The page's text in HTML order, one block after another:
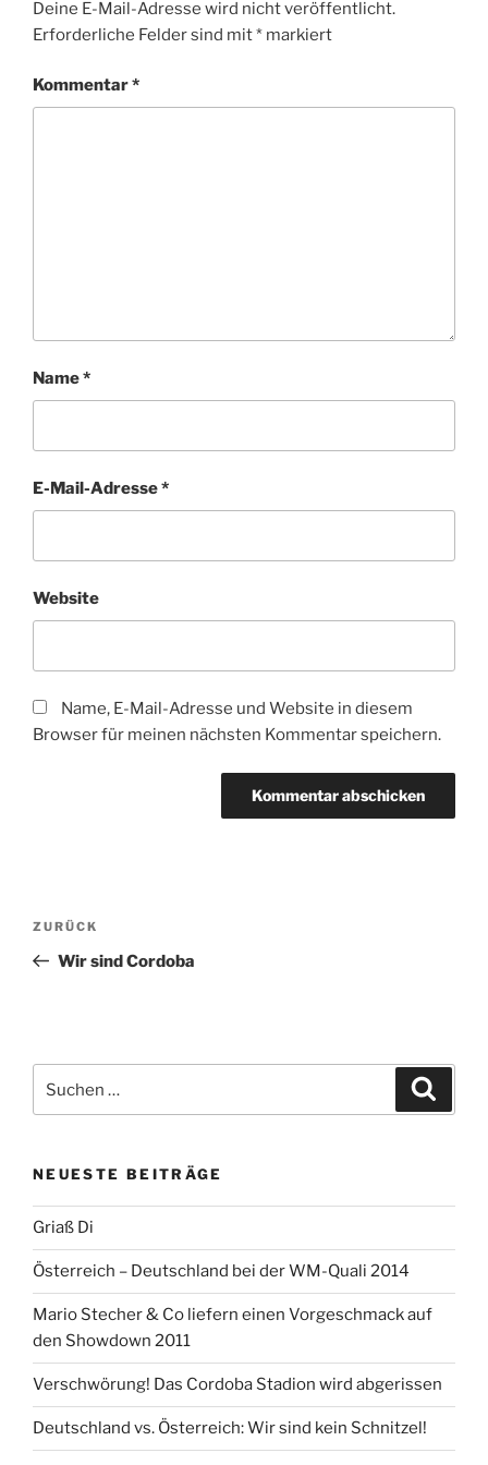
Deine E-Mail-Adresse wird nicht veröffentlicht.
Erforderliche Felder sind mit* markiert
Kommentar*
Name*
E-Mail-Adresse*
Website
Name, E-Mail-Adresse und Website in diesem
Browser für meinen nächsten Kommentar speichern.
Beitragsnavigation
Vorheriger
Beitrag
ZURÜCK
Wir sind Cordoba
nach:
NEUESTE BEITRÄGE
Griaß Di
Österreich – Deutschland bei der WM-Quali 2014
Mario Stecher & Co liefern einen Vorgeschmack auf
den Showdown 2011
Verschwörung! Das Cordoba Stadion wird abgerissen
Deutschland vs. Österreich: Wir sind kein Schnitzel!